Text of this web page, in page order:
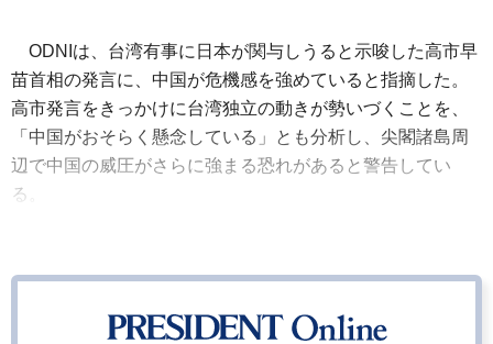
ODNIは、台湾有事に日本が関与しうると示唆した高市早
苗首相の発言に、中国が危機感を強めていると指摘した。
高市発言をきっかけに台湾独立の動きが勢いづくことを、
「中国がおそらく懸念している」とも分析し、尖閣諸島周
辺で中国の威圧がさらに強まる恐れがあると警告してい
る。